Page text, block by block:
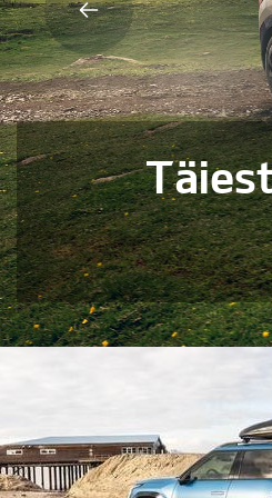
Kia
HIND ALATES 29 241